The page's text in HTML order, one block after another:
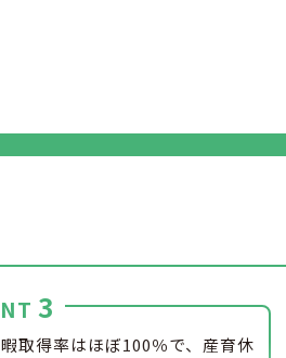
3
取得率はほぼ100％で、産育休